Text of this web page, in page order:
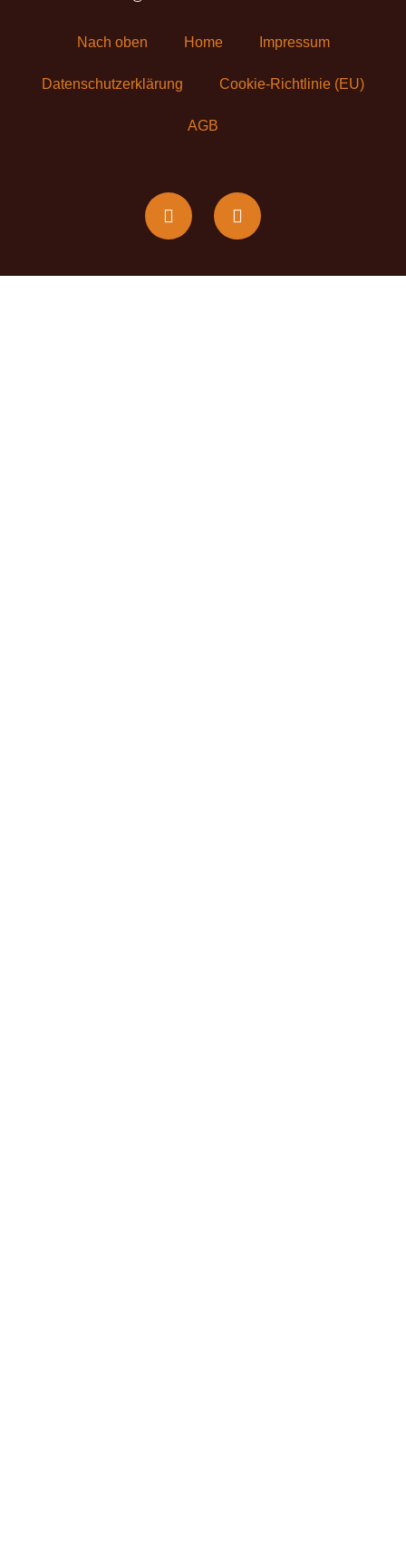
Nach oben Home Impressum
Datenschutzerklärung Cookie-Richtlinie (EU)
AGB